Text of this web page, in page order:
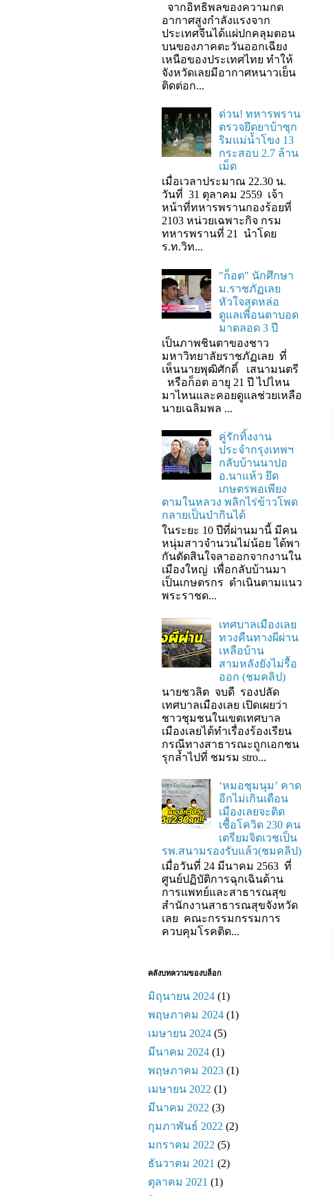
จากอิทธิพลของความกด
อากาศสูงกำลังแรงจาก
ประเทศจีนได้แผ่ปกคลุมตอน
บนของภาคตะวันออกเฉียง
เหนือของประเทศไทย ทำให้
จังหวัดเลยมีอากาศหนาวเย็น
ติดต่อก...
ด่วน! ทหารพราน
ตรวจยึดยาบ้าซุก
ริมแม่น้ำโขง 13
กระสอบ 2.7 ล้าน
เม็ด
เมื่อเวลาประมาณ 22.30 น.
วันที่ 31 ตุลาคม 2559 เจ้า
หน้าที่ทหารพรานกองร้อยที่
2103 หน่วยเฉพาะกิจ กรม
ทหารพรานที่ 21 นำโดย
ร.ท.วิท...
"ก็อต" นักศึกษา
ม.ราชภัฏเลย
หัวใจสุดหล่อ
ดูแลเพื่อนตาบอด
มาตลอด 3 ปี
เป็นภาพชินตาของชาว
มหาวิทยาลัยราชภัฏเลย ที่
เห็นนายพุฒิศักดิ์ เสนามนตรี
หรือก็อต อายุ 21 ปี ไปไหน
มาไหนและคอยดูแลช่วยเหลือ
นายเฉลิมพล ...
คู่รักทิ้งงาน
ประจำกรุงเทพฯ
กลับบ้านนาปอ
อ.นาแห้ว ยึด
เกษตรพอเพียง
ตามในหลวง พลิกไร่ข้าวโพด
กลายเป็นป่ากินได้
ในระยะ 10 ปีที่ผ่านมานี้ มีคน
หนุ่มสาวจำนวนไม่น้อย ได้พา
กันตัดสินใจลาออกจากงานใน
เมืองใหญ่ เพื่อกลับบ้านมา
เป็นเกษตรกร ดำเนินตามแนว
พระราชด...
เทศบาลเมืองเลย
ทวงคืนทางผีผ่าน
เหลือบ้าน
สามหลังยังไม่รื้อ
ออก (ชมคลิป)
นายชวลิต จบดี รองปลัด
เทศบาลเมืองเลย เปิดเผยว่า
ชาวชุมชนในเขตเทศบาล
เมืองเลยได้ทำเรื่องร้องเรียน
กรณีทางสาธารณะถูกเอกชน
รุกล้ำไปที่ ชมรม stro...
‘หมอชุมนุม’ คาด
อีกไม่เกินเดือน
เมืองเลยจะติด
เชื้อโควิด 230 คน
เตรียมจิตเวชเป็น
รพ.สนามรองรับแล้ว(ชมคลิป)
เมื่อวันที่ 24 มีนาคม 2563 ที่
ศูนย์ปฏิบัติการฉุกเฉินด้าน
การแพทย์และสาธารณสุข
สำนักงานสาธารณสุขจังหวัด
เลย คณะกรรมกรรมการ
ควบคุมโรคติด...
คลังบทความของบล็อก
มิถุนายน 2024 (1)
พฤษภาคม 2024 (1)
เมษายน 2024 (5)
มีนาคม 2024 (1)
พฤษภาคม 2023 (1)
เมษายน 2022 (1)
มีนาคม 2022 (3)
กุมภาพันธ์ 2022 (2)
มกราคม 2022 (5)
ธันวาคม 2021 (2)
ตุลาคม 2021 (1)